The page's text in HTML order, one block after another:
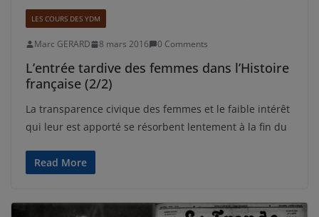
LES COURS DES YDM
Marc GERARD 8 mars 2016 0 Comments
L’entrée tardive des femmes dans l’Histoire
française (2/2)
La transparence civique des femmes et le faible intérêt
qui leur est apporté se résorbent lentement à la fin du
Read More